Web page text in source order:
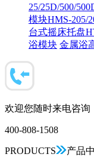
25/25D/500/
模块HMS-205/
台式摇床托盘
浴模块 金属浴
欢迎您随时来电咨询
400-808-1508
PRODUCTS 产品